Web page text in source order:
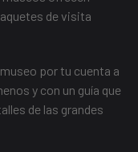
de visita
por tu cuenta a
y con un guía que
de las grandes